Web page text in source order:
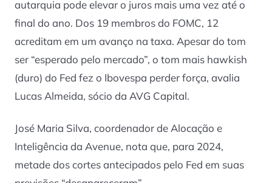
autarquia pode elevar o juros mais uma vez até o
final do ano. Dos 19 membros do FOMC, 12
acreditam em um avanço na taxa. Apesar do tom
ser “esperado pelo mercado”, o tom mais hawkish
(duro) do Fed fez o Ibovespa perder força, avalia
Lucas Almeida, sócio da AVG Capital.
José Maria Silva, coordenador de Alocação e
Inteligência da Avenue, nota que, para 2024,
metade dos cortes antecipados pelo Fed em suas